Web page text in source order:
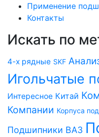
Применение
Контакты
Искать по
4-х рядные SKF
Игольчатые
Интересное Китай
Компании Корпуса
Подшипники ВАЗ